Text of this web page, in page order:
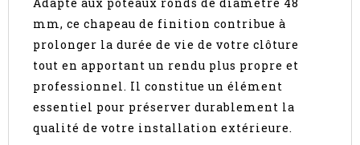
mm, ce chapeau de finition contribue à
prolonger la durée de vie de votre clôture
tout en apportant un rendu plus propre et
professionnel. Il constitue un élément
essentiel pour préserver durablement la
qualité de votre installation extérieure.